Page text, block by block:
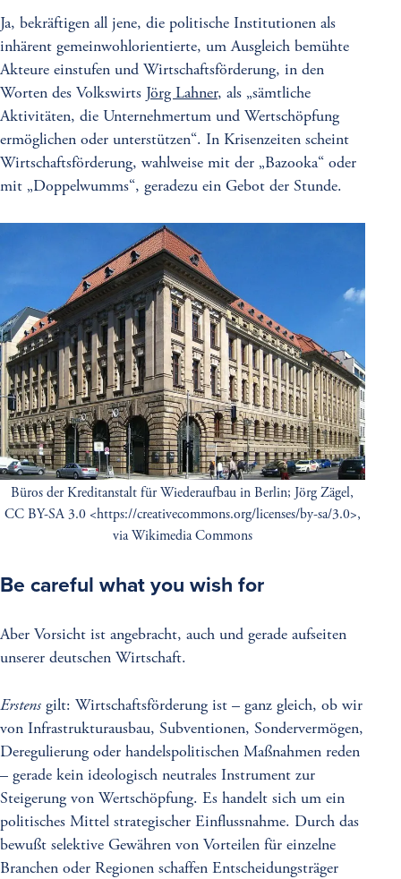
Ja, bekräftigen all jene, die politische Institutionen als
inhärent gemeinwohlorientierte, um Ausgleich bemühte
Akteure einstufen und Wirtschaftsförderung, in den
Worten des Volkswirts Jörg Lahner, als „sämtliche
Aktivitäten, die Unternehmertum und Wertschöpfung
ermöglichen oder unterstützen“. In Krisenzeiten scheint
Wirtschaftsförderung, wahlweise mit der „Bazooka“ oder
mit „Doppelwumms“, geradezu ein Gebot der Stunde.
Büros der Kreditanstalt für Wiederaufbau in Berlin; Jörg Zägel,
CC BY-SA 3.0 <https://creativecommons.org/licenses/by-sa/3.0>,
via Wikimedia Commons
Be careful what you wish for
Aber Vorsicht ist angebracht, auch und gerade aufseiten
unserer deutschen Wirtschaft.
Erstens gilt: Wirtschaftsförderung ist – ganz gleich, ob wir
von Infrastrukturausbau, Subventionen, Sondervermögen,
Deregulierung oder handelspolitischen Maßnahmen reden
– gerade kein ideologisch neutrales Instrument zur
Steigerung von Wertschöpfung. Es handelt sich um ein
politisches Mittel strategischer Einflussnahme. Durch das
bewußt selektive Gewähren von Vorteilen für einzelne
Branchen oder Regionen schaffen Entscheidungsträger